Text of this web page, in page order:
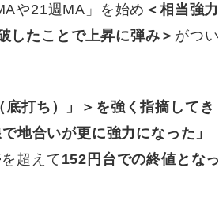
や21週MA」を始め ＜相当強力
したことで上昇に弾み＞ がつい
打ち）」＞を強く指摘してき
地合いが更に強力になった」
超えて 152円台での終値となっ